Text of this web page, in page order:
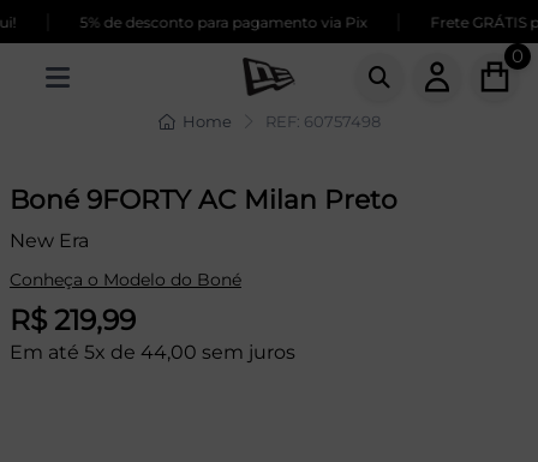
5% de desconto para pagamento via Pix Frete GRÁTIS
0
Home REF: 60757498
Boné 9FORTY AC Milan Preto
New Era
Conheça o Modelo do Boné
R$ 219,99
Em até 5x de 44,00 sem juros